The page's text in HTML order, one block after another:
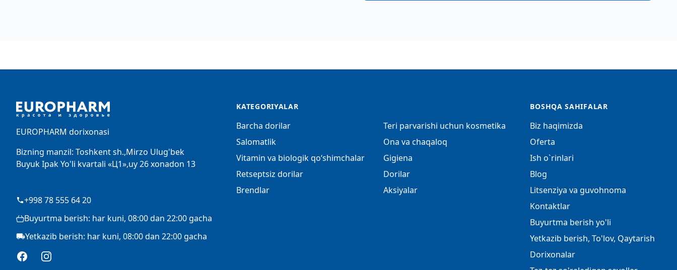
EUROPHARM dorixonasi
Bizning manzil: Toshkent sh.,Mirzo Ulug'bek
Buyuk Ipak Yo'li kvartali «Ц1»,uy 26 xonadon 13
+998 78 555 64 20
Buyurtma berish: har kuni, 08:00 dan 22:00 gacha
Yetkazib berish: har kuni, 08:00 dan 22:00 gacha
FacebookInstagram
KATEGORIYALAR
Barcha dorilar
Salomatlik
Vitamin va biologik qo‘shimchalar
Retseptsiz dorilar
Brendlar
Teri parvarishi uchun kosmetika
Ona va chaqaloq
Gigiena
Dorilar
Aksiyalar
BOSHQA SAHIFALAR
Biz haqimizda
Oferta
Ish o`rinlari
Blog
Litsenziya va guvohnoma
Kontaktlar
Buyurtma berish yo'li
Yetkazib berish, To'lov, Qaytarish
Dorixonalar